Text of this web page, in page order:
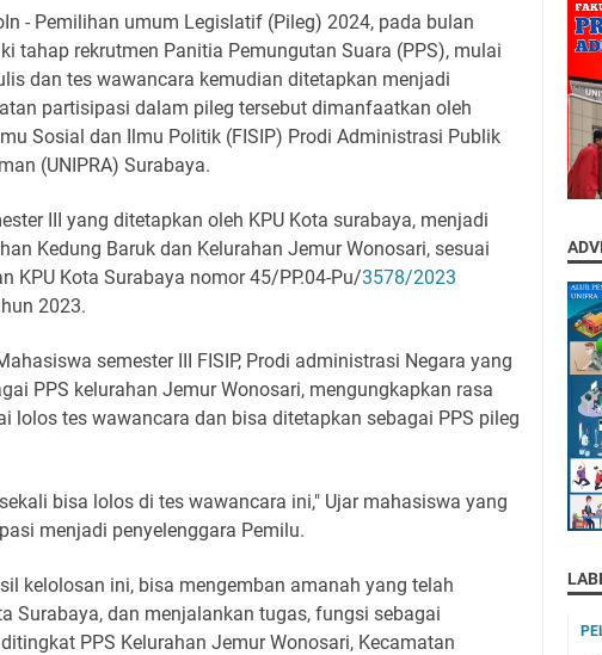
- Pemilihan umum Legislatif (Pileg) 2024, pada bulan
tahap rekrutmen Panitia Pemungutan Suara (PPS), mulai
dan tes wawancara kemudian ditetapkan menjadi
partisipasi dalam pileg tersebut dimanfaatkan oleh
Sosial dan Ilmu Politik (FISIP) Prodi Administrasi Publik
(UNIPRA) Surabaya.
III yang ditetapkan oleh KPU Kota surabaya, menjadi
Kedung Baruk dan Kelurahan Jemur Wonosari, sesuai
KPU Kota Surabaya nomor 45/PP.04-Pu/3578/2023
2023.
semester III FISIP, Prodi administrasi Negara yang
PPS kelurahan Jemur Wonosari, mengungkapkan rasa
lolos tes wawancara dan bisa ditetapkan sebagai PPS pileg
bisa lolos di tes wawancara ini," Ujar mahasiswa yang
menjadi penyelenggara Pemilu.
kelolosan ini, bisa mengemban amanah yang telah
Surabaya, dan menjalankan tugas, fungsi sebagai
PPS Kelurahan Jemur Wonosari, Kecamatan